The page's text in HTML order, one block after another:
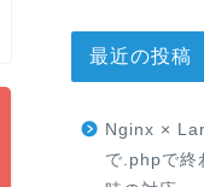
最近の投稿
Nginx ×
で.phpで終